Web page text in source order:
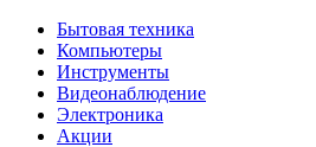
Бытовая техника
Компьютеры
Инструменты
Видеонаблюдение
Электроника
Акции